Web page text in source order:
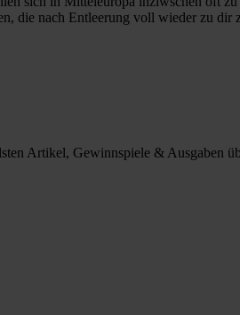
die nach Entleerung voll wieder zu dir
Artikel, Gewinnspiele &